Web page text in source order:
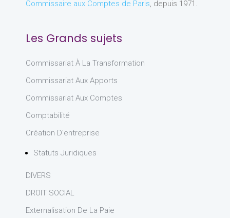
Commissaire aux Comptes de Paris , depuis 1971.
Les Grands sujets
Commissariat À La Transformation
Commissariat Aux Apports
Commissariat Aux Comptes
Comptabilité
Création D'entreprise
Statuts Juridiques
DIVERS
DROIT SOCIAL
Externalisation De La Paie